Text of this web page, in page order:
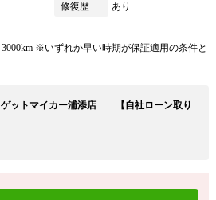
修復歴
あり
※いずれか早い時期が保証適用の条件と
ゲットマイカー浦添店 【自社ローン取り